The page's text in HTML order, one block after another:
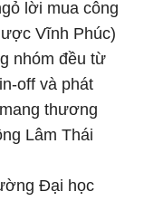
lời mua công
Vĩnh Phúc)
nhóm đều từ
off và phát
thương
Lâm Thái
Đại học